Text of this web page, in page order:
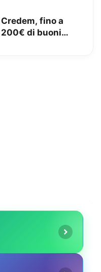
Credem, fino a
200€ di buoni